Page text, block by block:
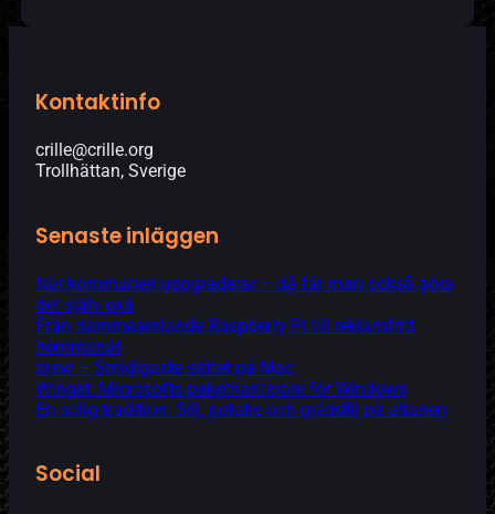
Kontaktinfo
crille@crille.org
Trollhättan, Sverige
Senaste inläggen
När kommunen uppgraderar – då får man också göra
det själv oxå
Från dammsamlande Raspberry Pi till reklamfritt
hemmanät
brew – Smidigaste sättet på Mac
Winget: Microsofts pakethanterare för Windows
En solig tradition: Sill, potatis och gräddfil på altanen
Social